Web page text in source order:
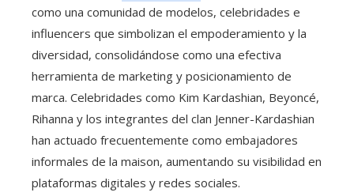
como una comunidad de modelos, celebridades e
influencers que simbolizan el empoderamiento y la
diversidad, consolidándose como una efectiva
herramienta de marketing y posicionamiento de
marca. Celebridades como Kim Kardashian, Beyoncé,
Rihanna y los integrantes del clan Jenner-Kardashian
han actuado frecuentemente como embajadores
informales de la maison, aumentando su visibilidad en
plataformas digitales y redes sociales.